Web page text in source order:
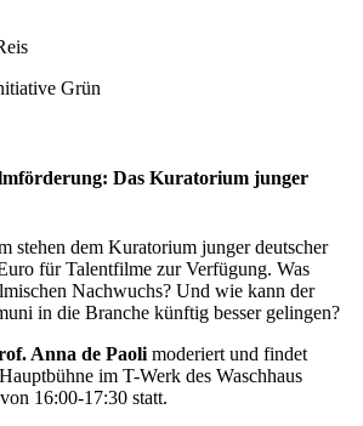
Grün
Das Kuratorium junger
stehen dem Kuratorium junger deutscher
für Talentfilme zur Verfügung. Was
Nachwuchs? Und wie kann der
in die Branche künftig besser gelingen?
Anna de Paoli moderiert und findet
im T-Werk des Waschhaus
16:00-17:30 statt.